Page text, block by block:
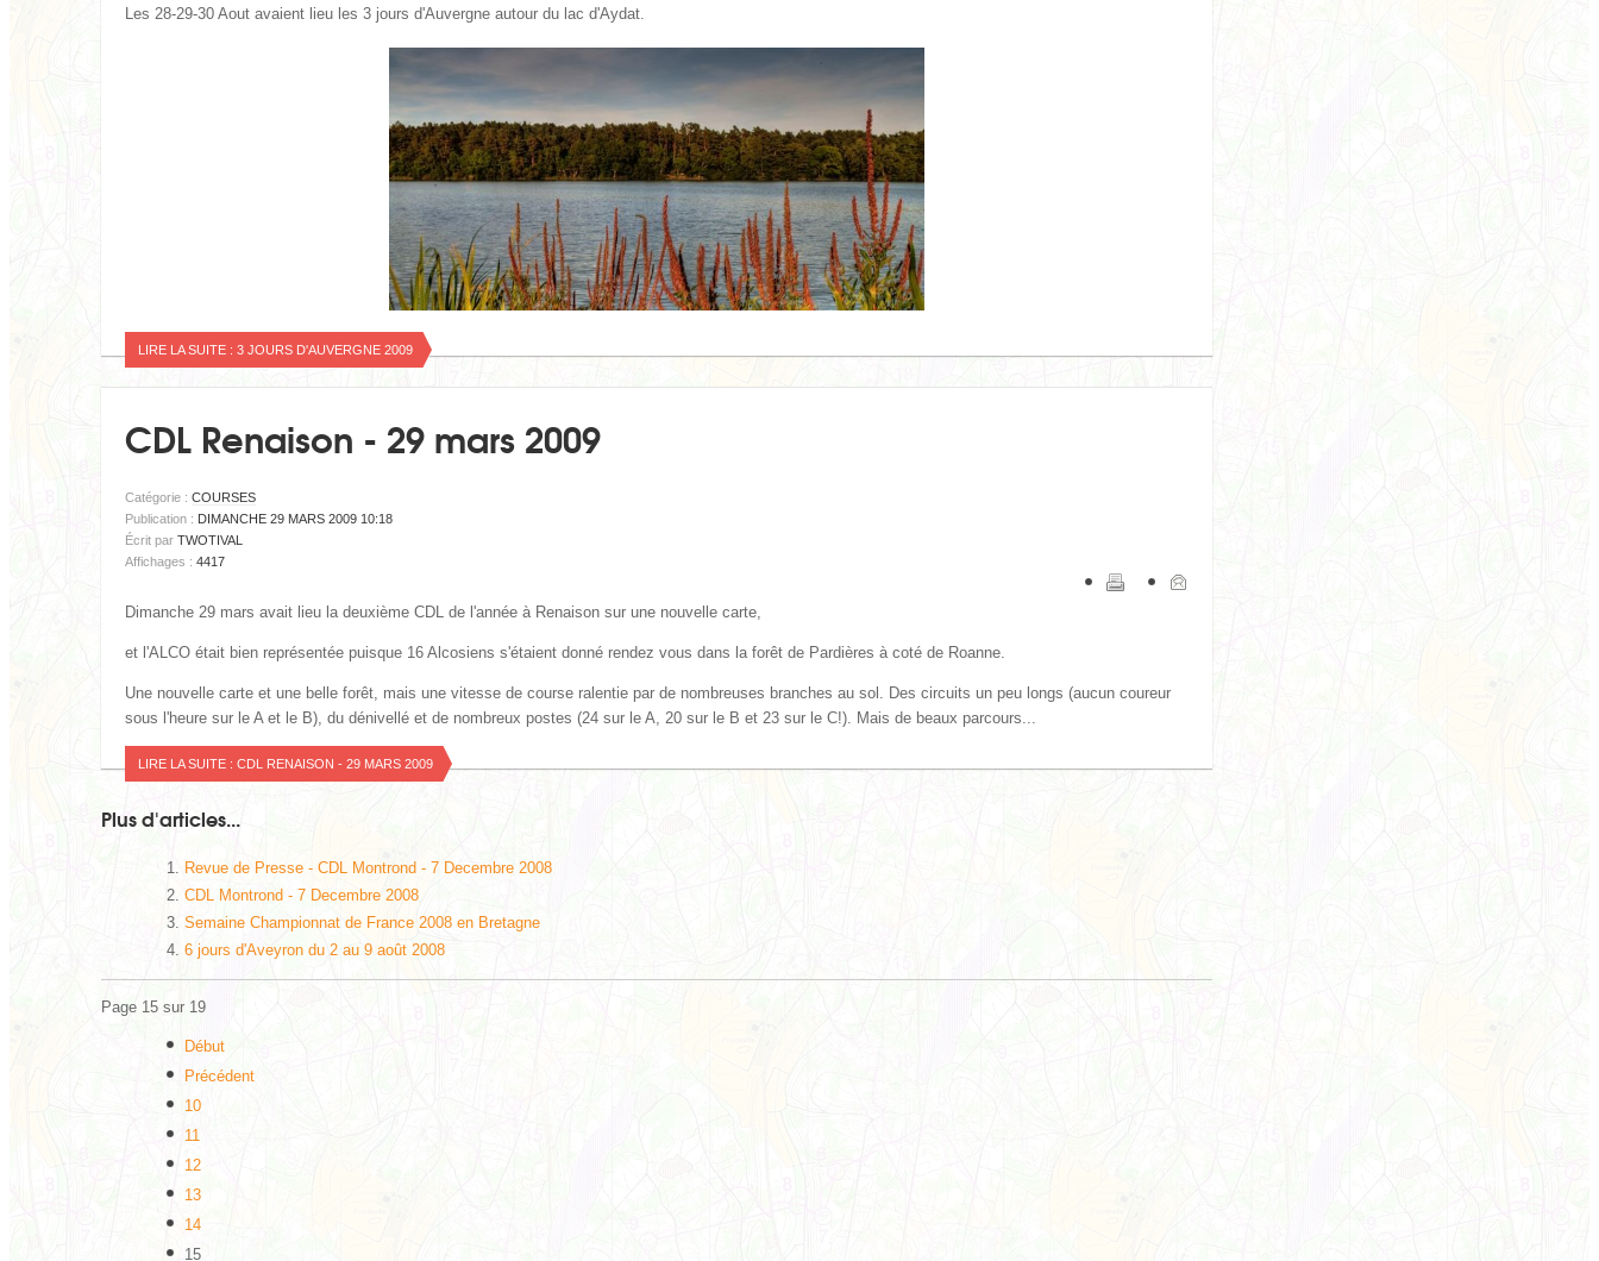
Les 28-29-30 Aout avaient lieu les 3 jours d'Auvergne autour du lac d'Aydat.
LIRE LA SUITE : 3 JOURS D'AUVERGNE 2009
CDL Renaison - 29 mars 2009
Catégorie : COURSES
Publication : DIMANCHE 29 MARS 2009 10:18
Écrit par TWOTIVAL
Affichages : 4417
Dimanche 29 mars avait lieu la deuxième CDL de l'année àRenaison sur une nouvelle carte,
et l'ALCO était bien représentée puisque 16 Alcosiens s'étaient donnérendez vous dans la forêt de Pardières à cotéde Roanne.
Une nouvelle carte et une belle forêt, mais une vitesse de course ralentie par de nombreuses branches au sol. Des circuits un peu longs (aucun coureur
sous l'heure sur le A et le B), du dénivelléet de nombreux postes (24 sur le A, 20 sur le B et 23 sur le C!). Mais de beaux parcours...
LIRE LA SUITE : CDL RENAISON - 29 MARS 2009
Plus d'articles...
Revue de Presse - CDL Montrond - 7 Decembre 2008
CDL Montrond - 7 Decembre 2008
Semaine Championnat de France 2008 en Bretagne
6 jours d'Aveyron du 2 au 9 août 2008
Page 15 sur 19
Début
Précédent
10
11
12
13
14
15